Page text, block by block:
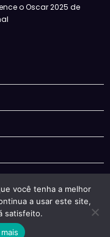
o Oscar 2025 de
você tenha a melhor
a usar este site,
satisfeito.